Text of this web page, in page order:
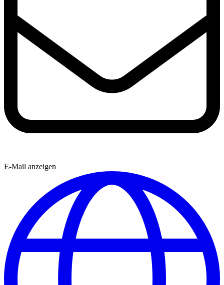
E-Mail anzeigen